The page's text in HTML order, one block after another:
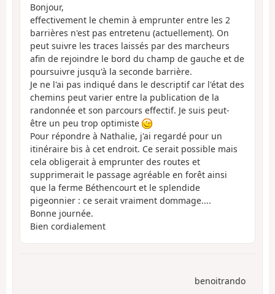
Bonjour,
effectivement le chemin à emprunter entre les 2
barrières n'est pas entretenu (actuellement). On
peut suivre les traces laissés par des marcheurs
afin de rejoindre le bord du champ de gauche et de
poursuivre jusqu'à la seconde barrière.
Je ne l'ai pas indiqué dans le descriptif car l'état des
chemins peut varier entre la publication de la
randonnée et son parcours effectif. Je suis peut-
être un peu trop optimiste
Pour répondre à Nathalie, j'ai regardé pour un
itinéraire bis à cet endroit. Ce serait possible mais
cela obligerait à emprunter des routes et
supprimerait le passage agréable en forêt ainsi
que la ferme Béthencourt et le splendide
pigeonnier : ce serait vraiment dommage....
Bonne journée.
Bien cordialement
benoitrando